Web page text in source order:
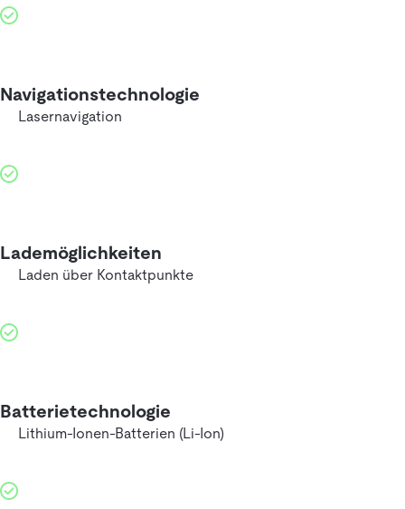
Navigationstechnologie
Lasernavigation
Lademöglichkeiten
Laden über Kontaktpunkte
Batterietechnologie
Lithium-Ionen-Batterien (Li-Ion)